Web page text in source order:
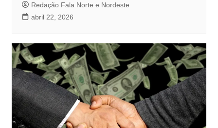
Redação Fala Norte e Nordeste
abril 22, 2026